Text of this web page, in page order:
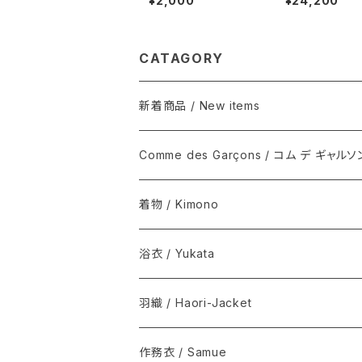
VY
SHIRT / NAVY
CATAGORY
新着商品 / New items
Comme des Garçons / コム デ ギャルソ
着物 / Kimono
木綿(片貝木綿ほか) / Cotton
シルク / Silk
シルクウール, ウール / Silk-wool, Wool
浴衣 / Yukata
新着商品 / New items
伊藤若冲シリーズ / Ito Jakuchu
羽織 / Haori-Jacket
木綿(片貝木綿ほか) / Cotton
作務衣 / Samue